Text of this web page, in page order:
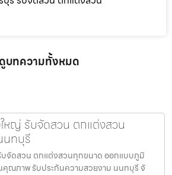
ดูบทความทั้งหมด
หญ่ รับจัดสวน ตกแต่งสวน
ทบุรี
บจัดสวน ตกแต่งสวนทุกขนาด ออกแบบภูมิ
คุณภาพ รับประกันความสวยงาม นนทบุรี จั